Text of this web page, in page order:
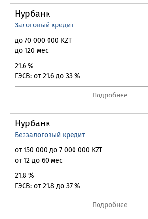
Нурбанк
Залоговый кредит
до 70 000 000 KZT
до 120 мес
21.6 %
ГЭСВ: от 21.6 до 33 %
Подробнее
Нурбанк
Беззалоговый кредит
от 150 000 до 7 000 000 KZT
от 12 до 60 мес
21.8 %
ГЭСВ: от 21.8 до 37 %
Подробнее